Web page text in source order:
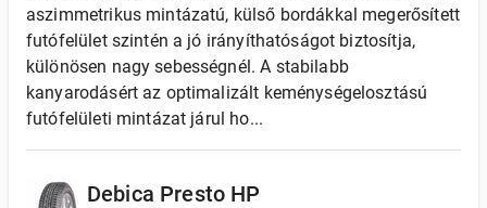
aszimmetrikus mintázatú, külső bordákkal megerősített
futófelület szintén a jó irányíthatóságot biztosítja,
különösen nagy sebességnél. A stabilabb
kanyarodásért az optimalizált keménységelosztású
futófelületi mintázat járul ho...
Debica Presto HP